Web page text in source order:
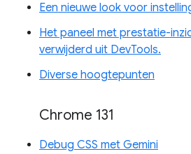
Een nieuwe look voor
Het paneel met prestatie-
verwijderd uit DevTools.
Diverse hoogtepunten
Chrome 131
Debug CSS met Gemini